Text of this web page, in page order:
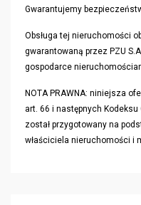
Gwarantujemy
Obsługa tej nieruchomości
gwarantowaną przez PZU
gospodarce
NOTA PRAWNA: niniejsza
art. 66 i następnych
został przygotowany na
właściciela nieruchomości i